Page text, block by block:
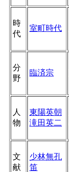
時
代
室町時代
分
野
臨済宗
人
物
東陽英朝
滝田英二
文
献
少林無孔
笛